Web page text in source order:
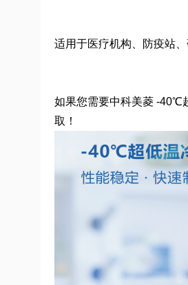
适用于医疗机构、防疫站
如果您需要中科美菱 -40℃
取！